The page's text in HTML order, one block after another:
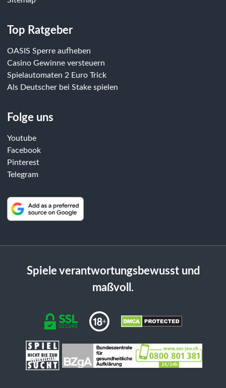
Top Ratgeber
OASIS Sperre aufheben
Casino Gewinne versteuern
Spielautomaten 2 Euro Trick
Als Deutscher bei Stake spielen
Folge uns
Youtube
Facebook
Pinterest
Telegram
Spiele verantwortungsbewusst und
maßvoll.